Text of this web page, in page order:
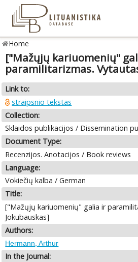
Home
["Mažųjų kariuomenių"
paramilitarizmas.
Link to:
straipsnio tekstas
Collection:
Sklaidos publikacijos / Dissemination
Document Type:
Recenzijos. Anotacijos / Book reviews
Language:
Vokiečių kalba / German
Title:
["Mažųjų kariuomenių" galia ir
Jokubauskas]
Authors:
Hermann, Arthur
In the Journal: